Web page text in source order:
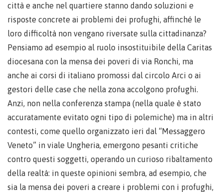
città e anche nel quartiere stanno dando soluzioni e
risposte concrete ai problemi dei profughi, affinché le
loro difficoltà non vengano riversate sulla cittadinanza?
Pensiamo ad esempio al ruolo insostituibile della Caritas
diocesana con la mensa dei poveri di via Ronchi, ma
anche ai corsi di italiano promossi dal circolo Arci o ai
gestori delle case che nella zona accolgono profughi.
Anzi, non nella conferenza stampa (nella quale è stato
accuratamente evitato ogni tipo di polemiche) ma in altri
contesti, come quello organizzato ieri dal “Messaggero
Veneto” in viale Ungheria, emergono pesanti critiche
contro questi soggetti, operando un curioso ribaltamento
della realtà: in queste opinioni sembra, ad esempio, che
sia la mensa dei poveri a creare i problemi con i profughi,